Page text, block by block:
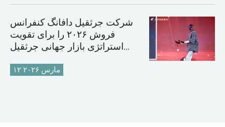
شرکت جرثقیل دافانگ کنفرانس
فروش ۲۰۲۶ را برای تقویت
استراتژی بازار جهانی جرثقیل
۱۲ مارس ۲۰۲۶